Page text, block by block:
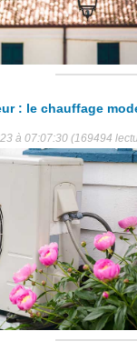
: le chauffage
à 07:07:30 (169494